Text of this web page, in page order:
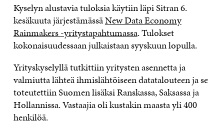
Kyselyn alustavia tuloksia käytiin läpi Sitran 6.
kesäkuuta järjestämässäNew Data Economy
Rainmakers -yritystapahtumassa. Tulokset
kokonaisuudessaan julkaistaan syyskuun lopulla.
Yrityskyselyllä tutkittiin yritysten asennetta ja
valmiutta lähteä ihmislähtöiseen datatalouteen ja se
toteutettiin Suomen lisäksi Ranskassa, Saksassa ja
Hollannissa. Vastaajia oli kustakin maasta yli 400
henkilöä.